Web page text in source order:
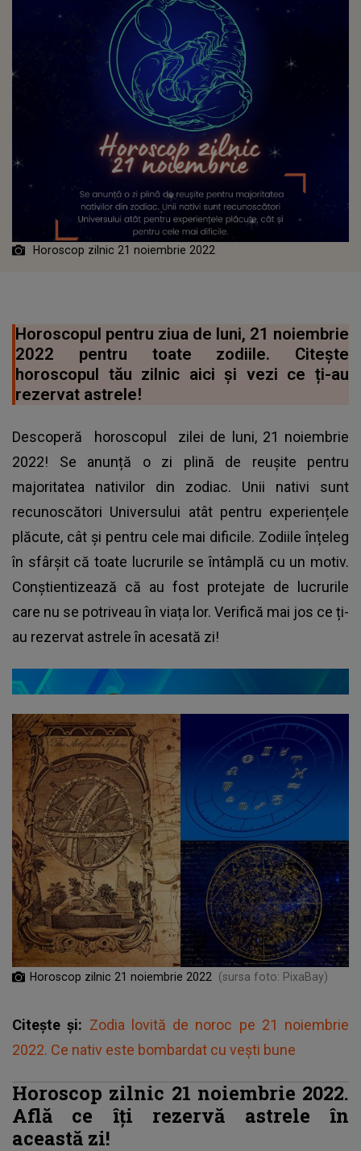
Horoscop zilnic 21 noiembrie 2022
Horoscopul pentru ziua de luni, 21 noiembrie
2022 pentru toate zodiile. Citește
horoscopul tău zilnic aici și vezi ce ți-au
rezervat astrele!
Descoperă horoscopul
zilei de luni, 21 noiembrie
2022! Se anunță o zi plină de reușite pentru
majoritatea nativilor din zodiac. Unii nativi sunt
recunoscători Universului atât pentru experiențele
plăcute, cât și pentru cele mai dificile. Zodiile înțeleg
în sfârșit că toate lucrurile se întâmplă cu un motiv.
Conștientizează că au fost protejate de lucrurile
care nu se potriveau în viața lor. Verifică mai jos ce ți-
au rezervat astrele în acesată zi!
Horoscop zilnic 21 noiembrie 2022 (sursa foto: PixaBay)
Citește și: Zodia lovită de noroc pe 21 noiembrie
2022. Ce nativ este bombardat cu vești bune
Horoscop zilnic 21 noiembrie 2022.
Află ce îți rezervă astrele în
această zi!